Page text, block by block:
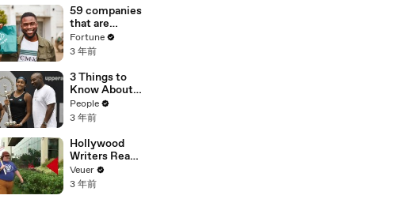
Misinformatio
n or
Disinformatio
n’ Amongst
All Social
Media
Platforms
59 companies
that are
changing the
world: From
Chobani
Fortune
3 年前
3 Things to
Know About
Coco Gauff's
Parents
People
3 年前
Hollywood
Writers Reach
‘Tentative
Agreement’
Veuer
3 年前